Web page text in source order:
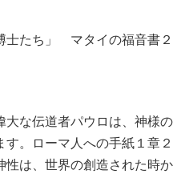
士たち」 マタイの福音書
な伝道者パウロは、神様
す。ローマ人への手紙１章
性は、世界の創造された時